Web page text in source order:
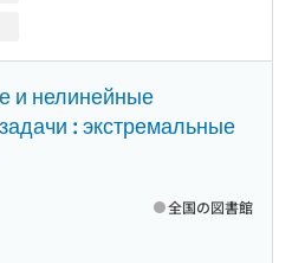
и нелинейные
: экстремальные
全国の図書館